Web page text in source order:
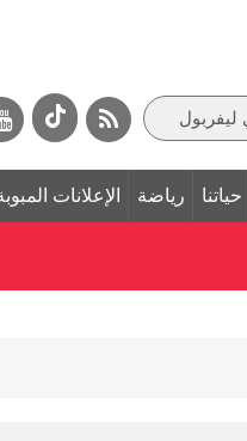
حياتنا رياضة الإعلانات